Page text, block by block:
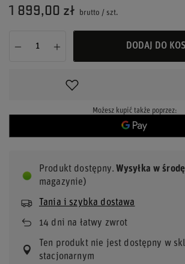
1 899,00 zł brutto / szt.
DODAJ DO
Możesz kupić także poprzez:
Produkt dostępny Wysyłkaw środę
magazynie)
Tania i szybka dostawa
14 dni na łatwy zwrot
Ten produkt nie jest dostępny w
stacjonarnym